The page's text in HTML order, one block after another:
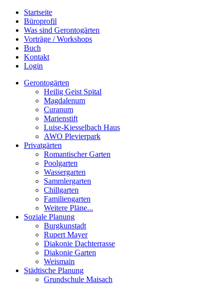
Startseite
Büroprofil
Was sind Gerontogärten
Vorträge / Workshops
Buch
Kontakt
Login
Gerontogärten
Heilig Geist Spital
Magdalenum
Curanum
Marienstift
Luise-Kiesselbach Haus
AWO Plevierpark
Privatgärten
Romantischer Garten
Poolgarten
Wassergarten
Sammlergarten
Chillgarten
Familiengarten
Weitere Pläne...
Soziale Planung
Burgkunstadt
Rupert Mayer
Diakonie Dachterrasse
Diakonie Garten
Weismain
Städtische Planung
Grundschule Maisach